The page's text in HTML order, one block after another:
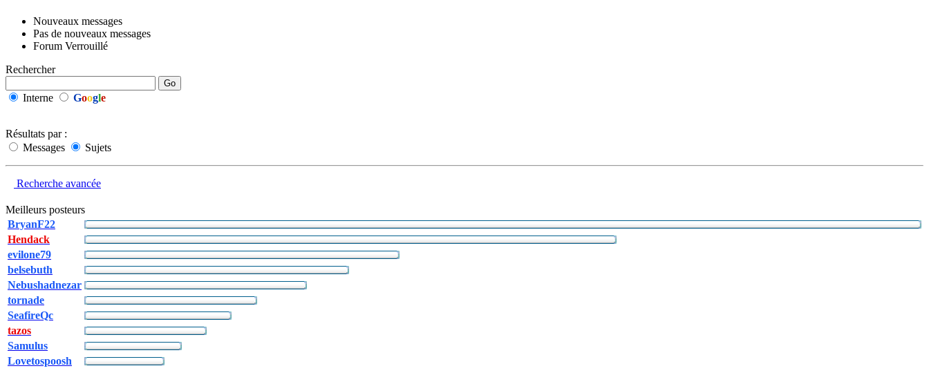
Nouveaux messages
Pas de nouveaux messages
Forum Verrouillé
Rechercher
Interne Google
Résultats par :
Messages
Sujets
Recherche avancée
Meilleurs posteurs
BryanF22
Hendack
evilone79
belsebuth
Nebushadnezar
tornade
SeafireQc
tazos
Samulus
Lovetospoosh